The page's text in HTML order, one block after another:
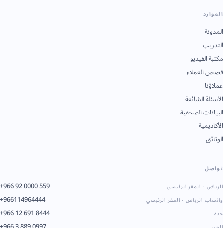
الموارد
المدونة
التدريب
مكتبة الفيديو
قصص العملاء
عملاؤنا
الأسئلة الشائعة
البيانات الصحفية
الأكاديمية
الوثائق
تواصل
+966 92 0000 559 الرياض - المقر الرئيسي
+966114964444 واتساب الرياض - المقر الرئيسي
+966 12 691 8444 جدة